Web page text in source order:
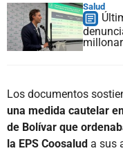
Salud
Los documentos
una medida cautelar
de Bolívar que
la EPS Coosalud a sus